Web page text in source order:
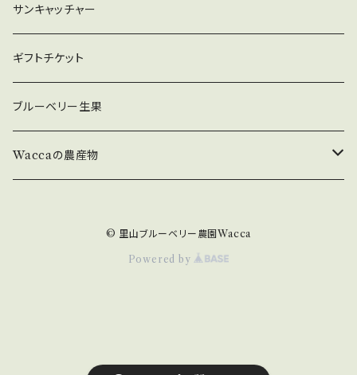
サンキャッチャー
ギフトチケット
ブルーベリー生果
Waccaの農産物
© 里山ブルーベリー農園Wacca
Powered by